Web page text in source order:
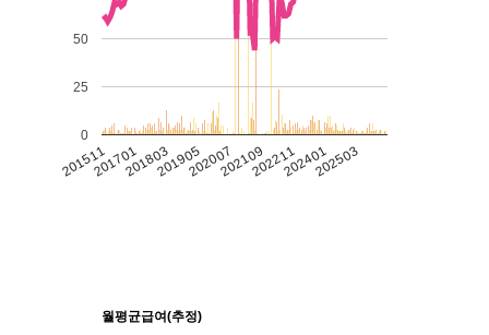
201511201701201803201905202007202109202211202401202503
0
25
50
월평균급여(추정)